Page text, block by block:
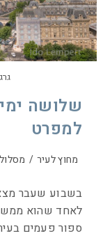
שלושה
למפרט
מחוץ לעיר /
בשבוע שעבר
לאחד שהוא ממש
ספור פעמים